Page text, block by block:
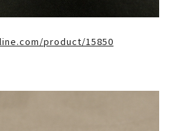
product/15850